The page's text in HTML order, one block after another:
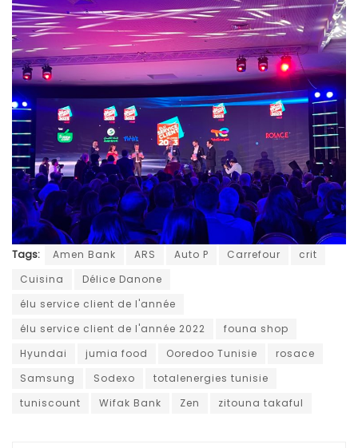
Tags: Amen Bank ARS Auto P Carrefour
crit
Cuisina
Délice Danone
élu service client de l'année
élu service client de l'année 2022
founa shop
Hyundai
jumia food Ooredoo Tunisie
rosace
Samsung
Sodexo
totalenergies tunisie
tuniscount
Wifak Bank Zen zitouna takaful